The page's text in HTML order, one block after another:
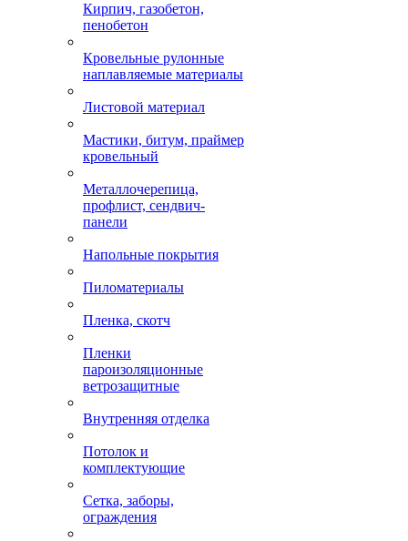
Кирпич, газобетон,
пенобетон
Кровельные рулонные
наплавляемые материалы
Листовой материал
Мастики, битум, праймер
кровельный
Металлочерепица,
профлист, сендвич-
панели
Напольные покрытия
Пиломатериалы
Пленка, скотч
Пленки
пароизоляционные
ветрозащитные
Внутренняя отделка
Потолок и
комплектующие
Сетка, заборы,
ограждения